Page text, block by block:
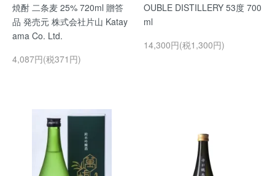
焼酎 二条麦 25% 720ml 贈答
品 発売元 株式会社片山 Katay
ama Co. Ltd.
4,087円(税371円)
OUBLE DISTILLERY 53度 700
ml
14,300円(税1,300円)